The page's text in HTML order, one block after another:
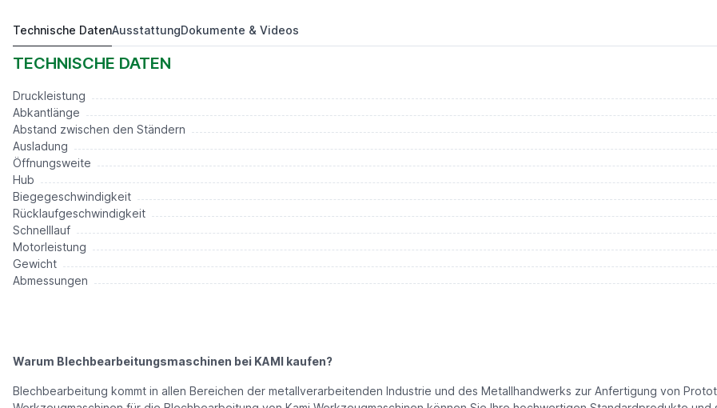
AKM 400/6000
Preis auf Anfrage*
Technische DatenAusstattungDokumente & Videos
TECHNISCHE DATEN
Druckleistung
Abkantlänge
Abstand zwischen den Ständern
Ausladung
Öffnungsweite
Hub
Biegegeschwindigkeit
Rücklaufgeschwindigkeit
Schnelllauf
Motorleistung
Gewicht
Abmessungen
Warum Blechbearbeitungsmaschinen bei KAMI kaufen?
Blechbearbeitung kommt in allen Bereichen der metallverarbeitenden Industrie und des Metallhandwerks zur Anfertigung von